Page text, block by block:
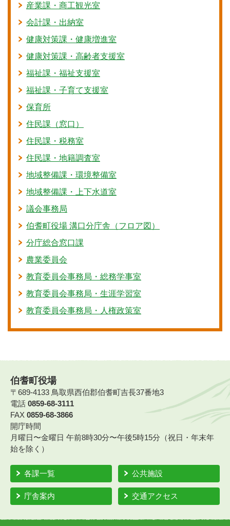
産業課・商工観光室
会計課・出納室
健康対策課・健康増進室
健康対策課・高齢者支援室
福祉課・福祉支援室
福祉課・子育て支援室
保育所
住民課（窓口）
住民課・税務室
住民課・地籍調査室
地域整備課・環境整備室
地域整備課・上下水道室
議会事務局
伯耆町役場 溝口分庁舎（フロア図）
分庁総合窓口課
農業委員会
教育委員会事務局・総務学事室
教育委員会事務局・生涯学習室
教育委員会事務局・人権政策室
伯耆町役場
〒689-4133 鳥取県西伯郡伯耆町吉長37番地3
電話 0859-68-3111
FAX 0859-68-3866
開庁時間
月曜日〜金曜日 午前8時30分〜午後5時15分（祝日・年末年
始を除く）
各課一覧 公共施設
庁舎案内 交通アクセス